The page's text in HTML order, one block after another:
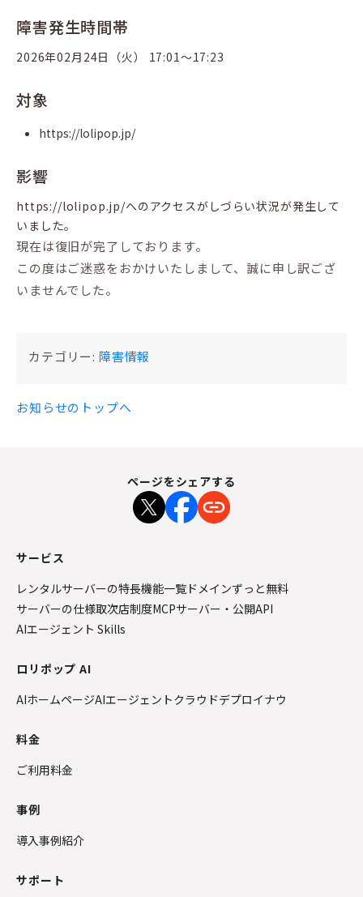
障害発生時間帯
2026年02月24日（火） 17:01〜17:23
対象
https://lolipop.jp/
影響
https://lolipop.jp/へのアクセスがしづらい状況が発生して
いました。
現在は復旧が完了しております。
この度はご迷惑をおかけいたしまして、誠に申し訳ござ
いませんでした。
カテゴリー: 障害情報
お知らせのトップへ
ページをシェアする
サービス
レンタルサーバーの特長機能一覧 ドメインずっと無料
サーバーの仕様取次店制度MCPサーバー・公開API
AIエージェント Skills
ロリポップ AI
AIホームページAIエージェントクラウドデプロイナウ
料金
ご利用料金
事例
導入事例紹介
サポート